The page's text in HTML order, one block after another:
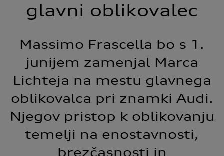
glavni oblikovalec
Massimo Frascella bo s 1.
junijem zamenjal Marca
Lichteja na mestu glavnega
oblikovalca pri znamki Audi.
Njegov pristop k oblikovanju
temelji na enostavnosti,
brezčasnosti in